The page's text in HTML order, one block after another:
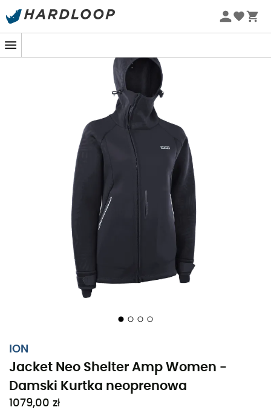
Letnie promocje 🔥 -5% DODATKOWO przy zakupie 2
Nowość
ION
Jacket Neo Shelter Amp Women -
Damski Kurtka neoprenowa
1079,00 zł